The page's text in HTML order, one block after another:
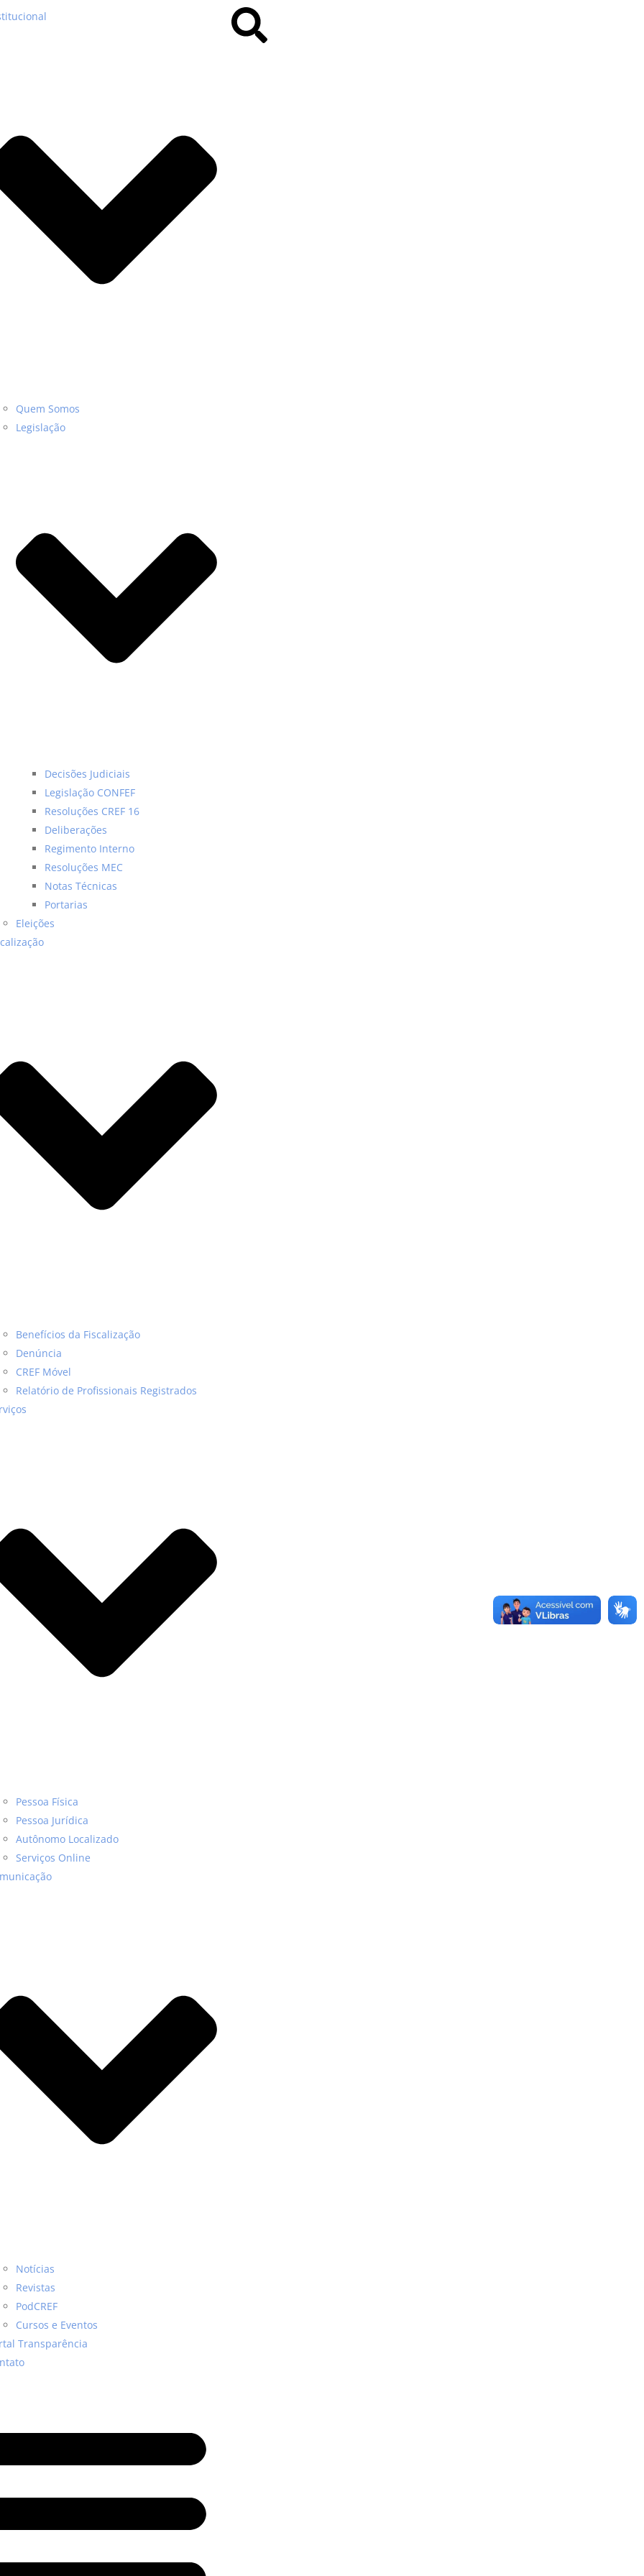
Quem Somos
Legislação
Decisões Judiciais
Legislação CONFEF
Resoluções CREF 16
Deliberações
Regimento Interno
Resoluções MEC
Notas Técnicas
Portarias
Eleições
Benefícios da Fiscalização
Denúncia
CREF Móvel
Relatório de Profissionais Registrados
Pessoa Física
Pessoa Jurídica
Autônomo Localizado
Serviços Online
Notícias
Revistas
PodCREF
Cursos e Eventos
Transparência